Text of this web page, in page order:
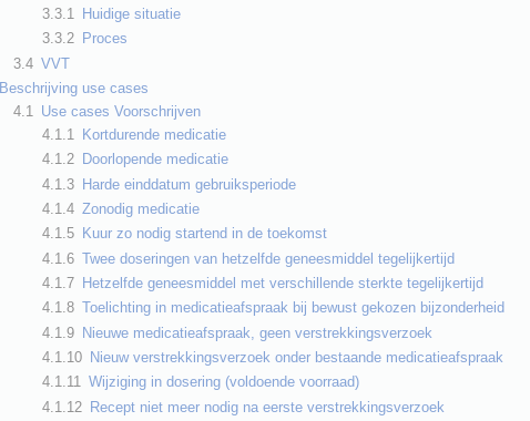
3.3.1 Huidige situatie
3.3.2 Proces
3.4 VVT
Beschrijving use cases
4.1
Use cases Voorschrijven
4.1.1
Kortdurende medicatie
4.1.2 Doorlopende medicatie
4.1.3 Harde einddatum gebruiksperiode
4.1.4 Zonodig medicatie
4.1.5 Kuur zo nodig startend in de toekomst
4.1.6 Twee doseringen van hetzelfde geneesmiddel tegelijkertijd
4.1.7 Hetzelfde geneesmiddel met verschillende sterkte tegelijkertijd
4.1.8 Toelichting in medicatieafspraak bij bewust gekozen bijzonderheid
4.1.9 Nieuwe medicatieafspraak, geen verstrekkingsverzoek
4.1.10 Nieuw verstrekkingsverzoek onder bestaande medicatieafspraak
4.1.11 Wijziging in dosering (voldoende voorraad)
4.1.12 Recept niet meer nodig na eerste verstrekkingsverzoek